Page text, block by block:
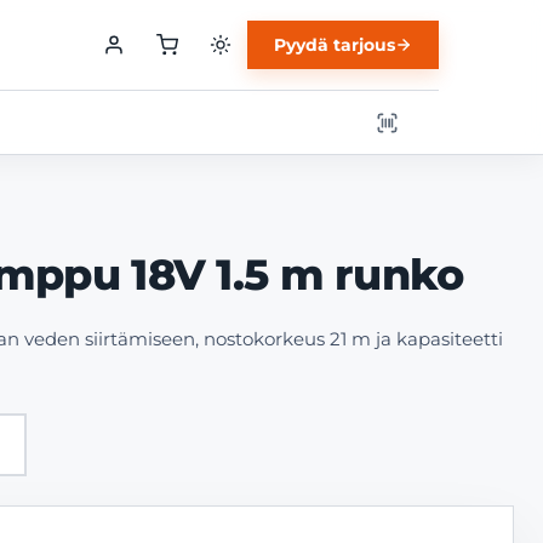
Pyydä tarjous
18V 1.5 m runko
veden siirtämiseen, nostokorkeus 21 m ja kapasiteetti